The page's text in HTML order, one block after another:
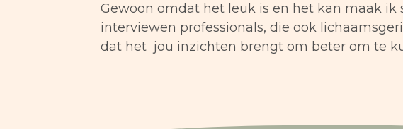
Gewoon omdat het leuk is en het kan maak ik
interviewen professionals, die ook
dat het jou inzichten brengt om beter om te